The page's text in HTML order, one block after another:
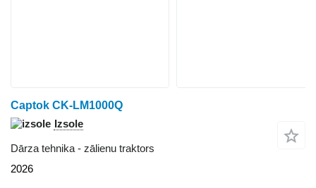
Captok CK-LM1000Q
Izsole
Dārza tehnika - zālienu traktors
2026